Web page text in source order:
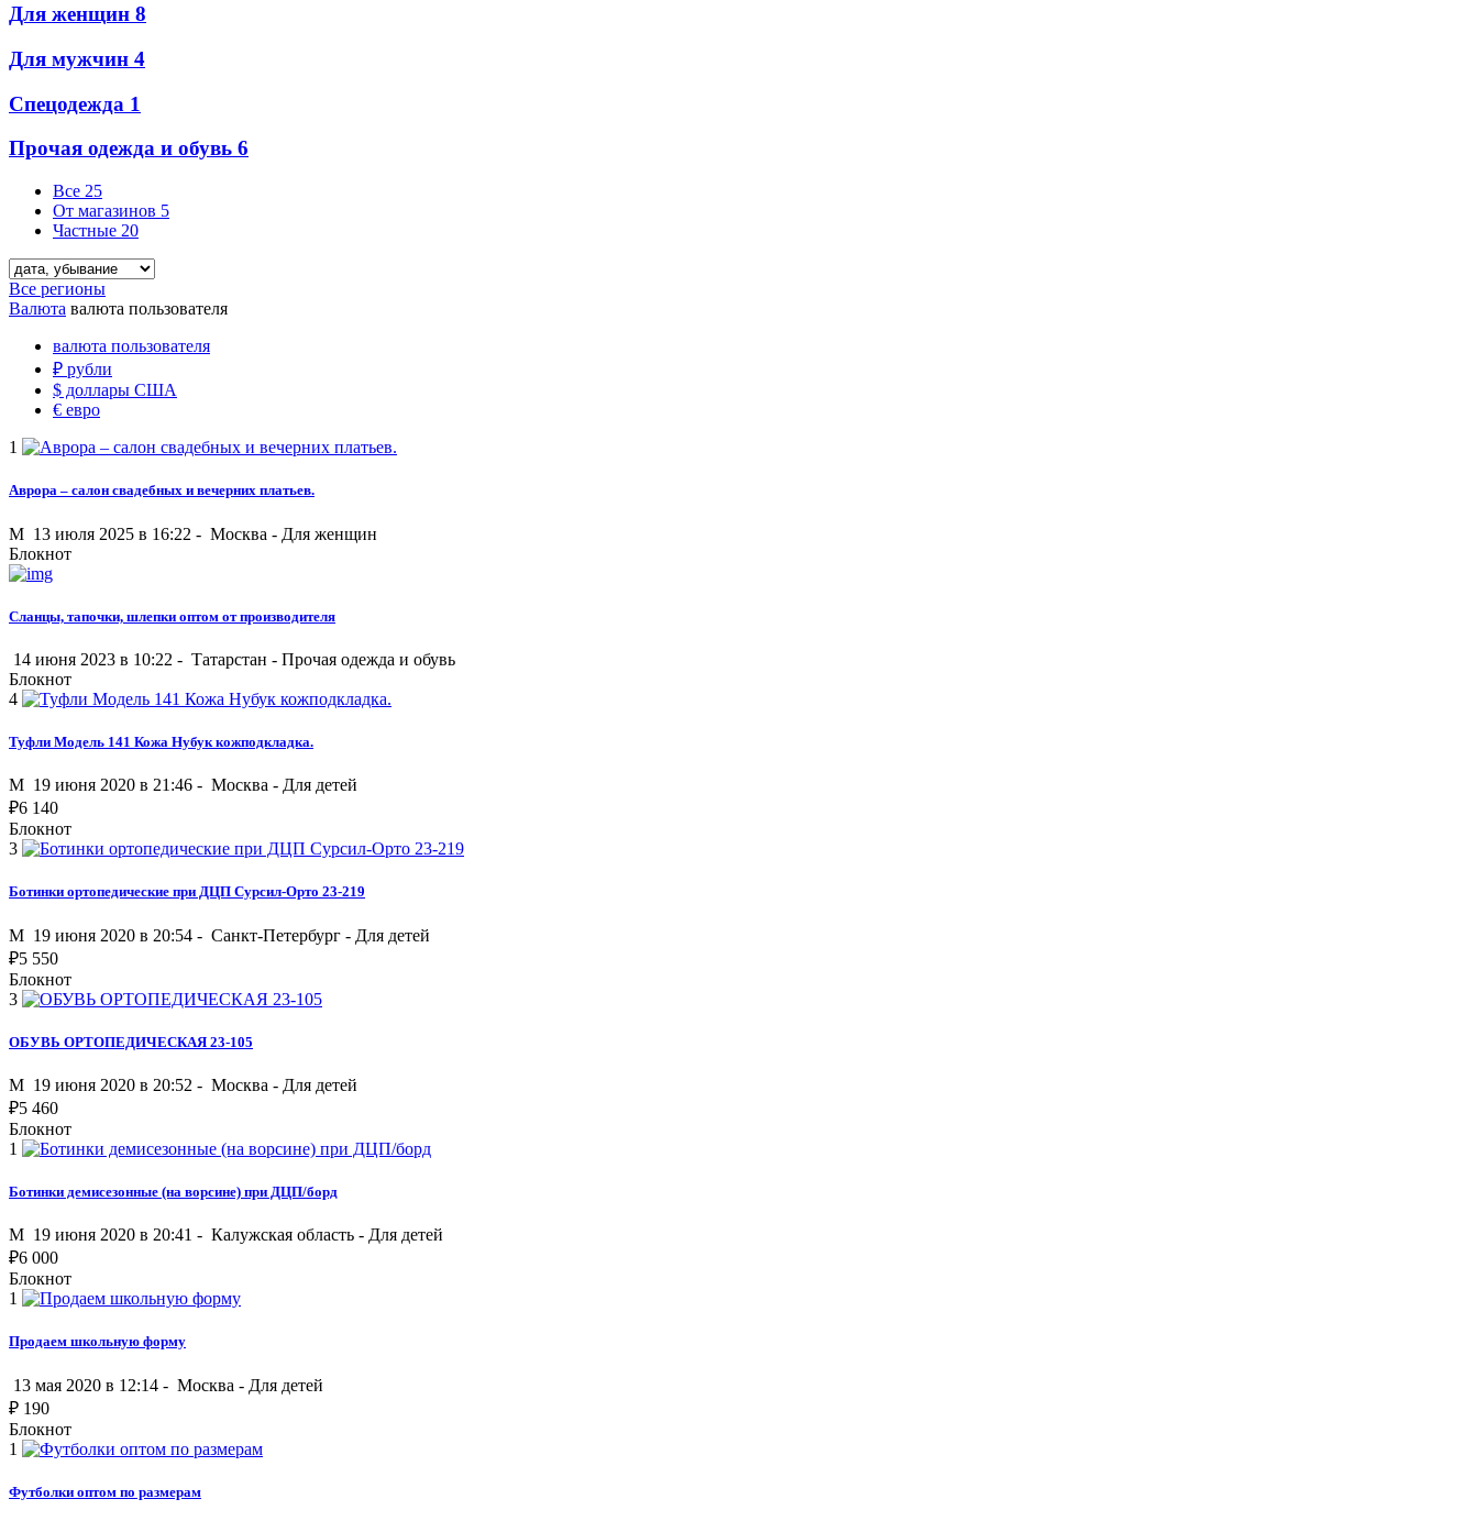
Для женщин 8
Для мужчин 4
Спецодежда 1
Прочая одежда и обувь 6
Все 25
От магазинов 5
Частные 20
Все регионы
Валюта валюта пользователя
валюта пользователя
₽ рубли
$ доллары США
€ евро
1
Аврора – салон свадебных и вечерних платьев.
M 13 июля 2025 в 16:22 - Москва - Для женщин
Блокнот
Сланцы, тапочки, шлепки оптом от производителя
14 июня 2023 в 10:22 - Татарстан - Прочая одежда и обувь
Блокнот
4
Туфли Модель 141 Кожа Нубук кожподкладка.
M 19 июня 2020 в 21:46 - Москва - Для детей
₽6 140
Блокнот
3
Ботинки ортопедические при ДЦП Сурсил-Орто 23-219
M 19 июня 2020 в 20:54 - Санкт-Петербург - Для детей
₽5 550
Блокнот
3
ОБУВЬ ОРТОПЕДИЧЕСКАЯ 23-105
M 19 июня 2020 в 20:52 - Москва - Для детей
₽5 460
Блокнот
1
Ботинки демисезонные (на ворсине) при ДЦП/борд
M 19 июня 2020 в 20:41 - Калужская область - Для детей
₽6 000
Блокнот
1
Продаем школьную форму
13 мая 2020 в 12:14 - Москва - Для детей
₽ 190
Блокнот
1
Футболки оптом по размерам